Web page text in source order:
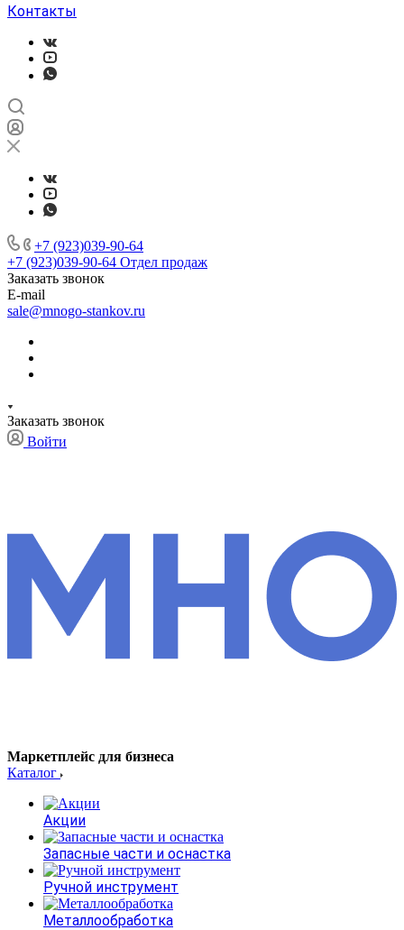
Контакты
+7 (923)039-90-64
+7 (923)039-90-64 Отдел продаж
Заказать звонок
E-mail
sale@mnogo-stankov.ru
Заказать звонок
Войти
Маркетплейс для бизнеса
Каталог
Акции
Запасные части и оснастка
Ручной инструмент
Металлообработка